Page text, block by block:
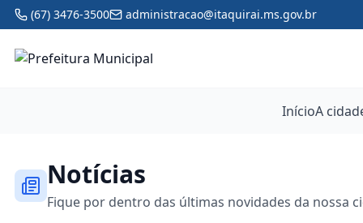
(67) 3476-3500 administracao@itaquirai.ms.gov.br
InícioA
Notícias
Fique por dentro das últimas novidades da nossa